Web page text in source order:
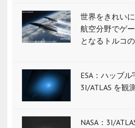
世界をきれい
航空分野でゲ
となるトルコ
ESA：ハッブ
3I/ATLAS を観
NASA：3I/